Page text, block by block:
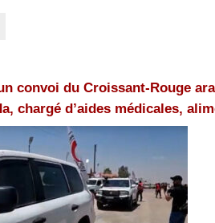
convoi du Croissant-Rouge
chargé d’aides médicales,